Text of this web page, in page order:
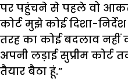
पर पहुंचने से पहले वो
कोर्ट मुझे कोई दिशा-
तरह का कोई बदलाव
अपनी लड़ाई सुप्रीम
तैयार बैठा हूं.”